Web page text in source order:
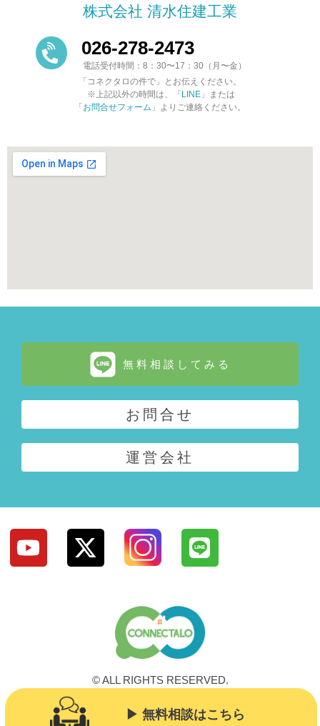
株式会社 清水住建工業
026-278-2473
電話受付時間：8：30〜17：30（月〜金）
「コネクタロの件で」とお伝えください。
※上記以外の時間は、「 LINE 」または
「 お問合せフォーム 」よりご連絡ください。
無料相談してみる
お問合せ
運営会社
© ALL RIGHTS RESERVED.
▶︎ 無料相談はこちら